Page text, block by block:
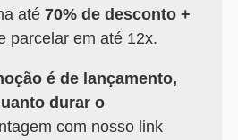
até 70% de desconto +
parcelar em até 12x.
é de lançamento,
durar o
com nosso link